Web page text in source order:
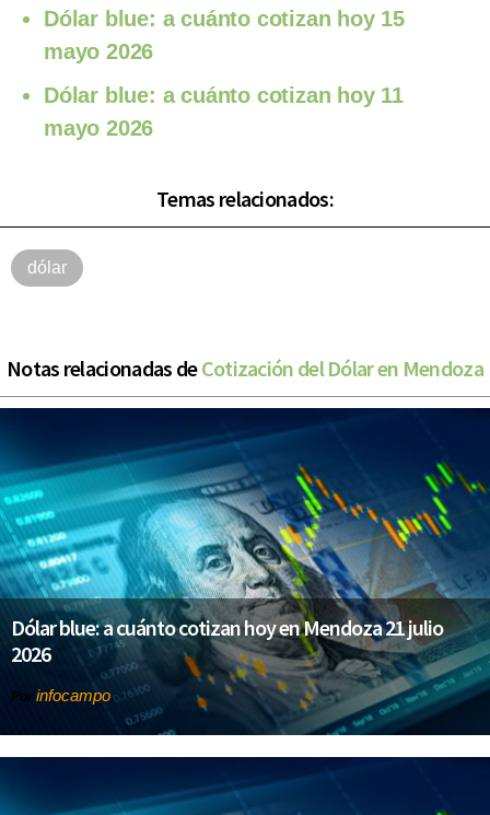
Dólar blue: a cuánto cotizan hoy 15
mayo 2026
Dólar blue: a cuánto cotizan hoy 11
mayo 2026
Temas relacionados:
dólar
Notas relacionadas deCotización del Dólar en Mendoza
Dólar blue: a cuánto cotizan hoy en Mendoza 21 julio
2026
Por infocampo